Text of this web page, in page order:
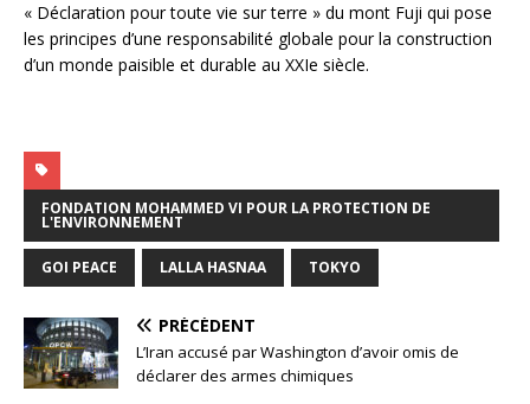
« Déclaration pour toute vie sur terre » du mont Fuji qui pose
les principes d’une responsabilité globale pour la construction
d’un monde paisible et durable au XXIe siècle.
FONDATION MOHAMMED VI POUR LA PROTECTION DE
L'ENVIRONNEMENT
GOI PEACE LALLA HASNAA TOKYO
PRÉCÉDENT
L’Iran accusé par Washington d’avoir omis de
déclarer des armes chimiques